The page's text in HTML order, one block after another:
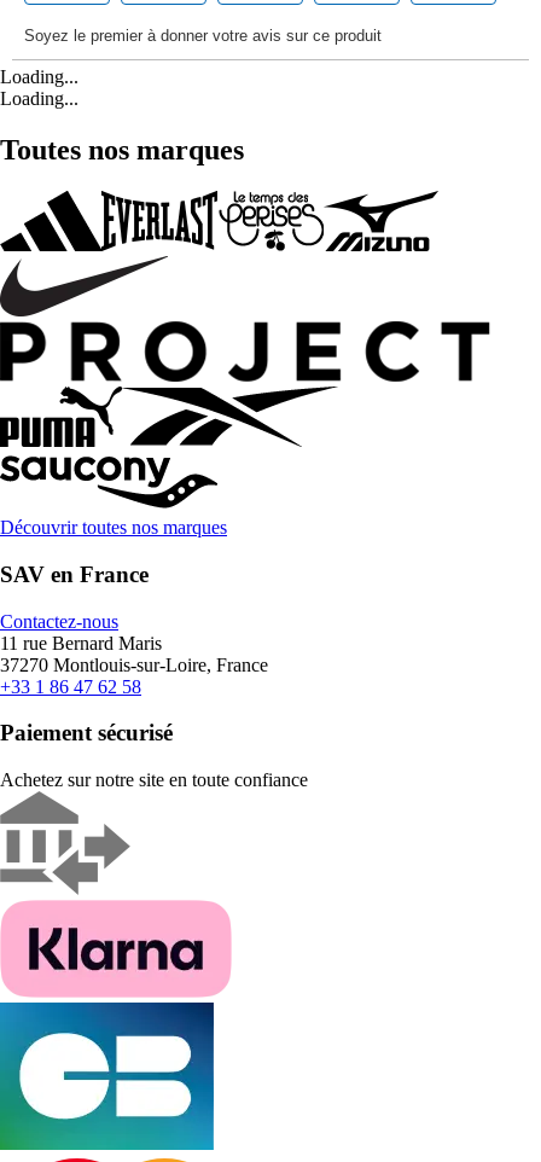
Loading...
Loading...
Toutes nos marques
Découvrir toutes nos marques
SAV en France
Contactez-nous
11 rue Bernard Maris
37270 Montlouis-sur-Loire, France
+33 1 86 47 62 58
Paiement sécurisé
Achetez sur notre site en toute confiance